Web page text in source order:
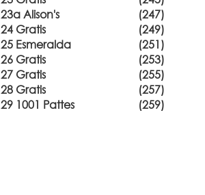
23a Alison's
(247)
24 Gratis
(249)
25 Esmeralda
(251)
26 Gratis
(253)
27 Gratis
(255)
28 Gratis
(257)
29 1001 Pattes
(259)